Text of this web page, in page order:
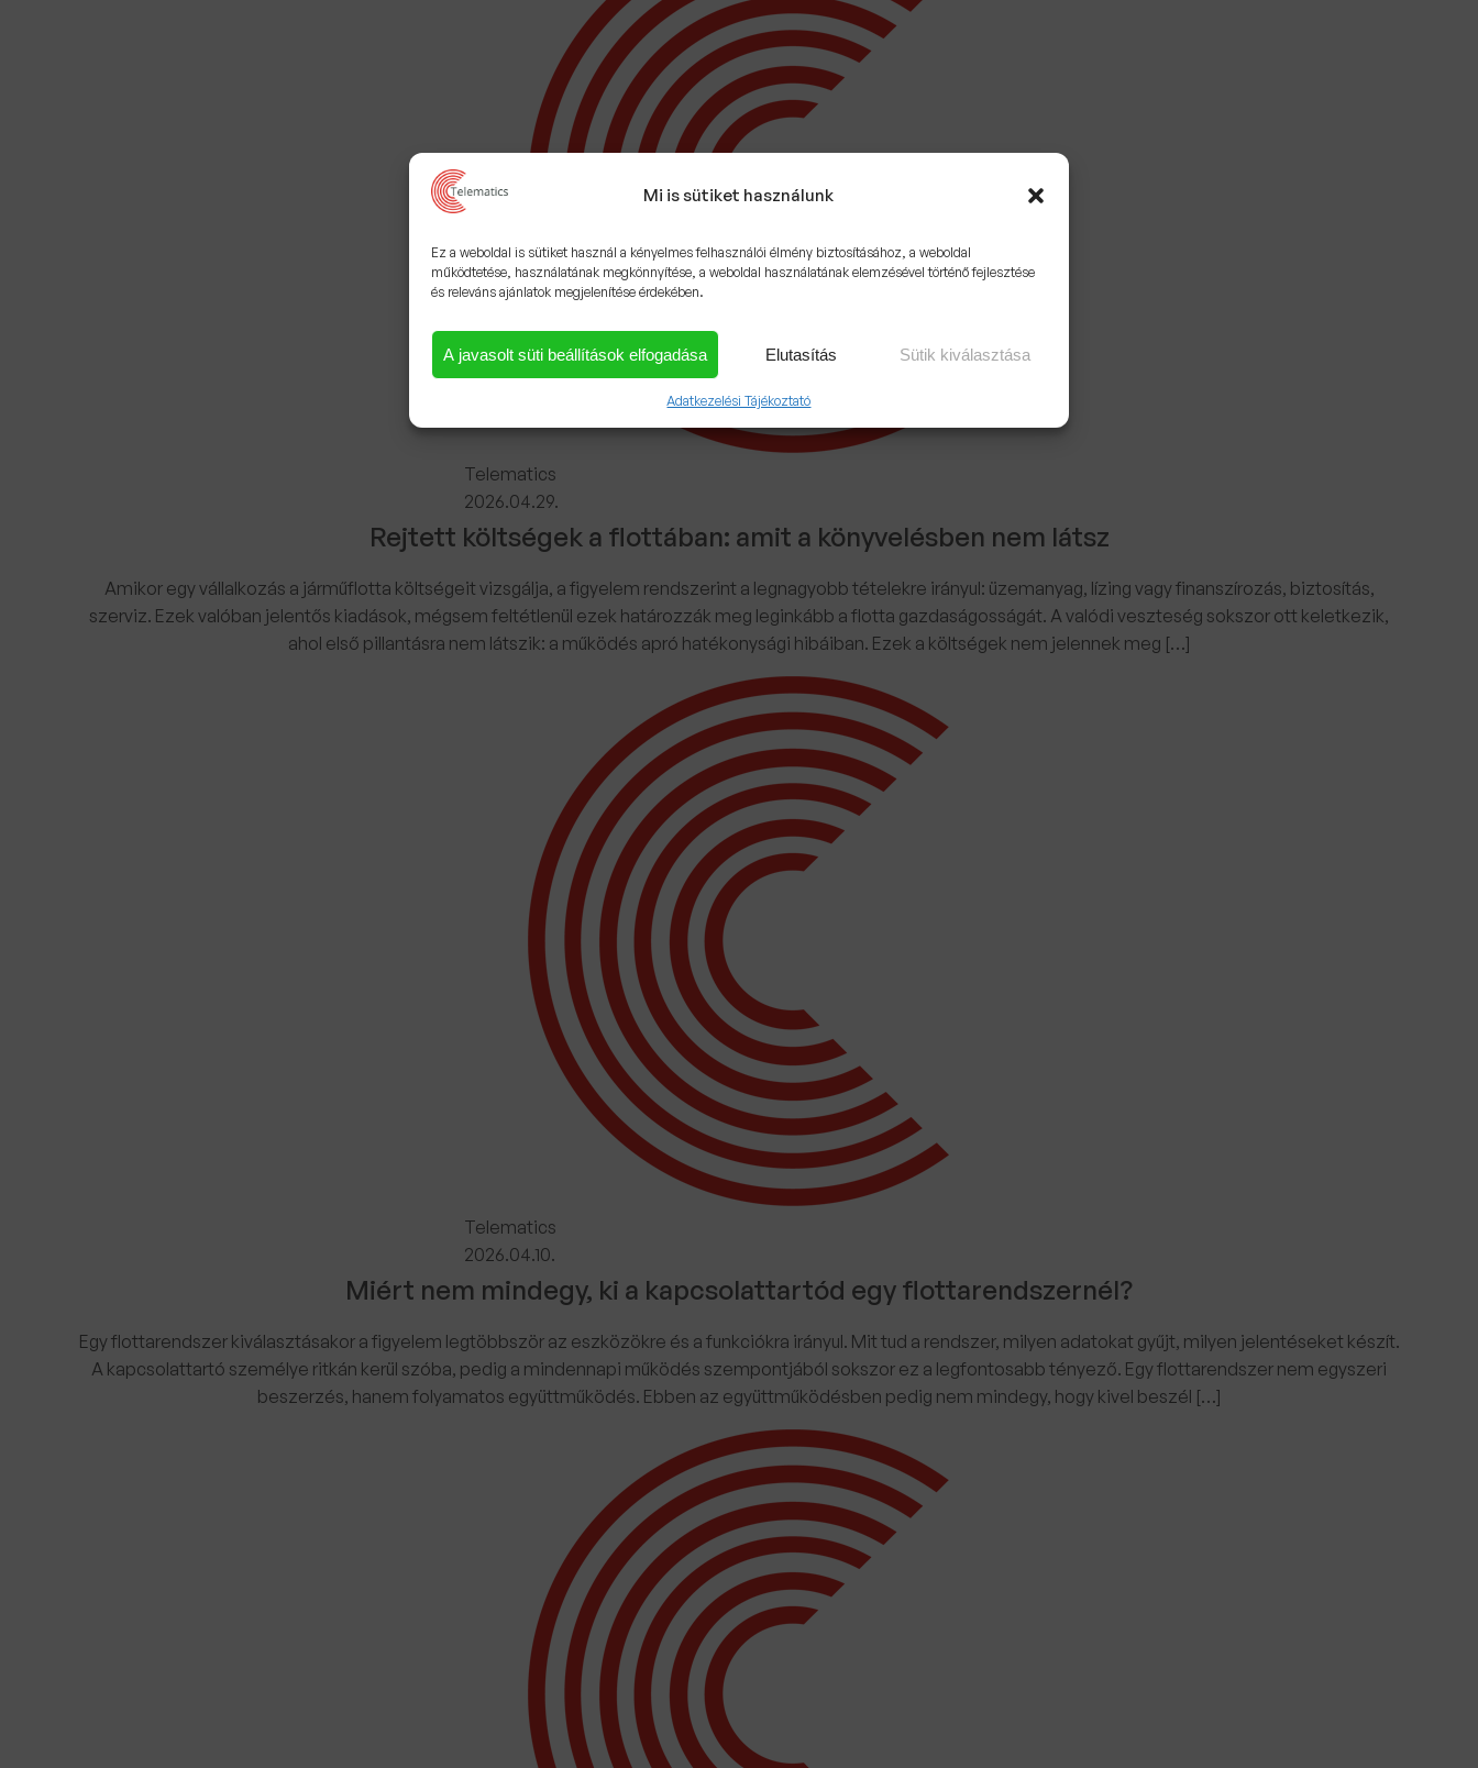
Mi is sütiket használunk
Ez a weboldal is sütiket használ a kényelmes felhasználói élmény biztosításához, a weboldal
működtetése, használatának megkönnyítése, a weboldal használatának elemzésével történő fejlesztése
és releváns ajánlatok megjelenítése érdekében.
A javasolt süti beállítások elfogadása Elutasítás Sütik kiválasztása
Adatkezelési Tájékoztató
Telematics
2026.04.29.
Rejtett költségek a flottában: amit a könyvelésben nem látsz
Amikor egy vállalkozás a járműflotta költségeit vizsgálja, a figyelem rendszerint a legnagyobb tételekre irányul: üzemanyag, lízing vagy finanszírozás, biztosítás,
szerviz. Ezek valóban jelentős kiadások, mégsem feltétlenül ezek határozzák meg leginkább a flotta gazdaságosságát. A valódi veszteség sokszor ott keletkezik,
ahol első pillantásra nem látszik: a működés apró hatékonysági hibáiban. Ezek a költségek nem jelennek meg […]
Telematics
2026.04.10.
Miért nem mindegy, ki a kapcsolattartód egy flottarendszernél?
Egy flottarendszer kiválasztásakor a figyelem legtöbbször az eszközökre és a funkciókra irányul. Mit tud a rendszer, milyen adatokat gyűjt, milyen jelentéseket készít.
A kapcsolattartó személye ritkán kerül szóba, pedig a mindennapi működés szempontjából sokszor ez a legfontosabb tényező. Egy flottarendszer nem egyszeri
beszerzés, hanem folyamatos együttműködés. Ebben az együttműködésben pedig nem mindegy, hogy kivel beszél […]